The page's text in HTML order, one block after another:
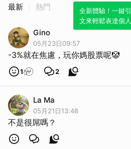
全新體驗！一鍵
文來輕鬆表達個人
最新 熱門
Gino
05月23日09:57
-3%就在焦慮，玩你媽股票呢🤡
1 2
La Ma
05月21日13:48
不是很屌嗎？
取消